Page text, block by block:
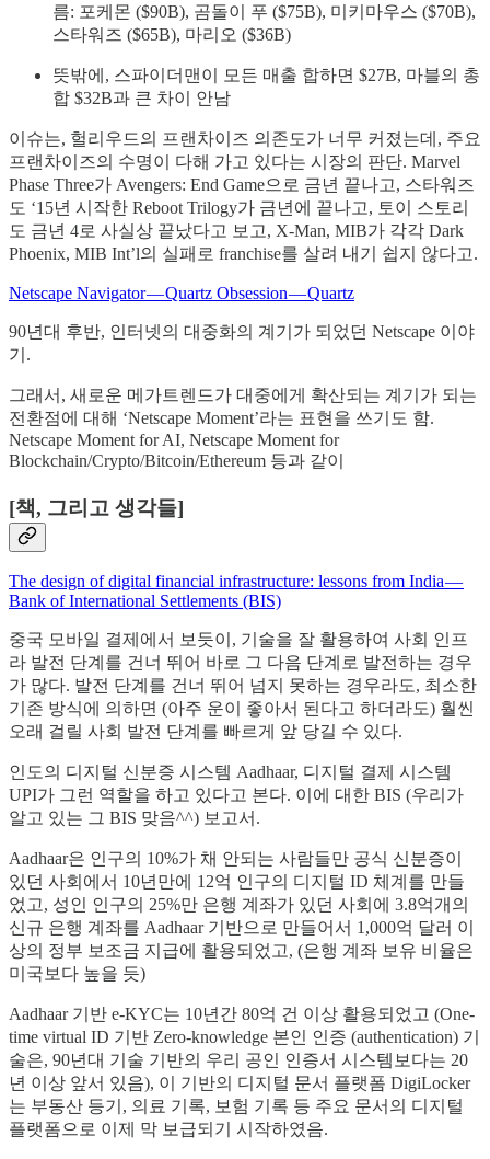
름: 포케몬 ($90B), 곰돌이 푸 ($75B), 미키마우스 ($70B),
스타워즈 ($65B), 마리오 ($36B)
뜻밖에, 스파이더맨이 모든 매출 합하면 $27B, 마블의 총
합 $32B과 큰 차이 안남
이슈는, 헐리우드의 프랜차이즈 의존도가 너무 커졌는데, 주요
프랜차이즈의 수명이 다해 가고 있다는 시장의 판단. Marvel
Phase Three가 Avengers: End Game으로 금년 끝나고, 스타워즈
도 ‘15년 시작한 Reboot Trilogy가 금년에 끝나고, 토이 스토리
도 금년 4로 사실상 끝났다고 보고, X-Man, MIB가 각각 Dark
Phoenix, MIB Int’l의 실패로 franchise를 살려 내기 쉽지 않다고.
Netscape Navigator — Quartz Obsession — Quartz
90년대 후반, 인터넷의 대중화의 계기가 되었던 Netscape 이야
기.
그래서, 새로운 메가트렌드가 대중에게 확산되는 계기가 되는
전환점에 대해 ‘Netscape Moment’라는 표현을 쓰기도 함.
Netscape Moment for AI, Netscape Moment for
Blockchain/Crypto/Bitcoin/Ethereum 등과 같이
[책, 그리고 생각들]
The design of digital financial infrastructure: lessons from India —
Bank of International Settlements (BIS)
중국 모바일 결제에서 보듯이, 기술을 잘 활용하여 사회 인프
라 발전 단계를 건너 뛰어 바로 그 다음 단계로 발전하는 경우
가 많다. 발전 단계를 건너 뛰어 넘지 못하는 경우라도, 최소한
기존 방식에 의하면 (아주 운이 좋아서 된다고 하더라도) 훨씬
오래 걸릴 사회 발전 단계를 빠르게 앞 당길 수 있다.
인도의 디지털 신분증 시스템 Aadhaar, 디지털 결제 시스템
UPI가 그런 역할을 하고 있다고 본다. 이에 대한 BIS (우리가
알고 있는 그 BIS 맞음^^) 보고서.
Aadhaar은 인구의 10%가 채 안되는 사람들만 공식 신분증이
있던 사회에서 10년만에 12억 인구의 디지털 ID 체계를 만들
었고, 성인 인구의 25%만 은행 계좌가 있던 사회에 3.8억개의
신규 은행 계좌를 Aadhaar 기반으로 만들어서 1,000억 달러 이
상의 정부 보조금 지급에 활용되었고, (은행 계좌 보유 비율은
미국보다 높을 듯)
Aadhaar 기반 e-KYC는 10년간 80억 건 이상 활용되었고 (One-
time virtual ID 기반 Zero-knowledge 본인 인증 (authentication) 기
술은, 90년대 기술 기반의 우리 공인 인증서 시스템보다는 20
년 이상 앞서 있음), 이 기반의 디지털 문서 플랫폼 DigiLocker
는 부동산 등기, 의료 기록, 보험 기록 등 주요 문서의 디지털
플랫폼으로 이제 막 보급되기 시작하였음.